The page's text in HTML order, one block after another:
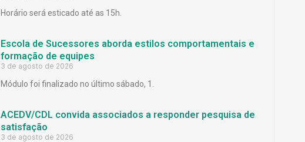
Horário será esticado até as 15h.
Escola de Sucessores aborda estilos comportamentais e
formação de equipes
3 de agosto de 2026
Módulo foi finalizado no último sábado, 1.
ACEDV/CDL convida associados a responder pesquisa de
satisfação
3 de agosto de 2026